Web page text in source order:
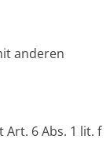
anderen
6 Abs. 1 lit. f